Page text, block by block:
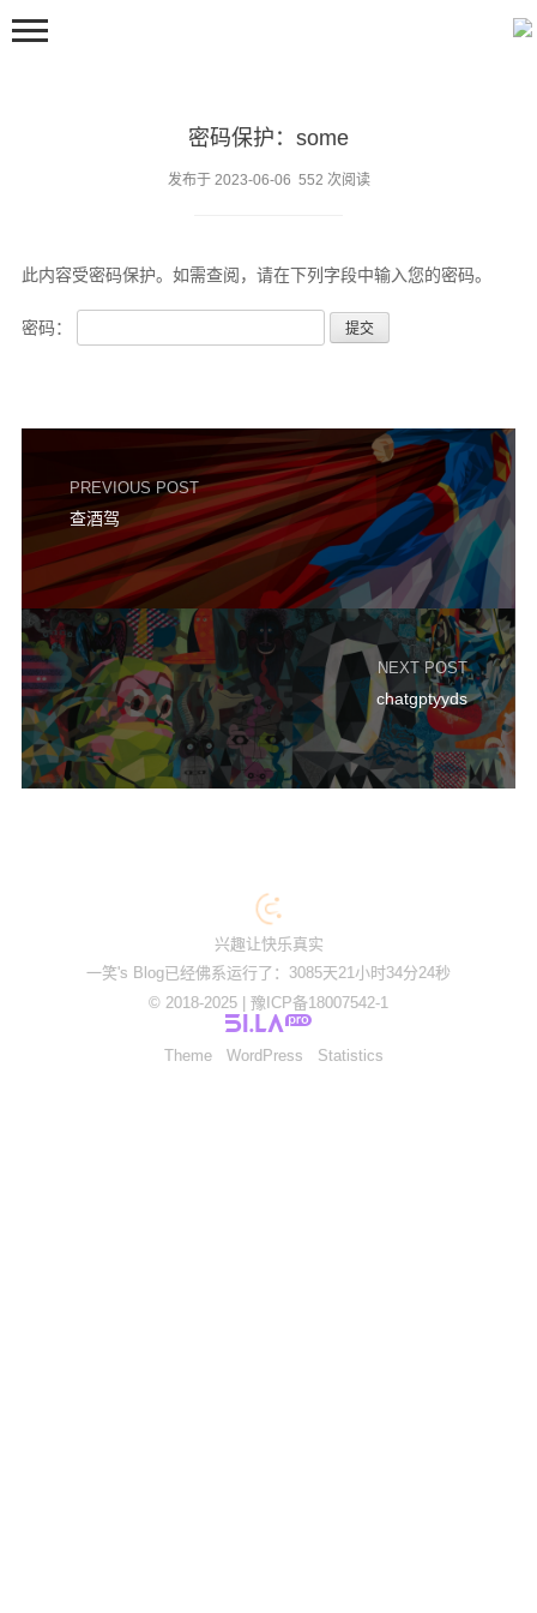
密码保护：some
发布于 2023-06-06 552 次阅读
此内容受密码保护。如需查阅，请在下列字段中输入您的密码。
密码：
PREVIOUS POST
查酒驾
NEXT POST
chatgptyyds
兴趣让快乐真实
一笑's Blog已经佛系运行了：3085天21小时34分24秒
© 2018-2025 | 豫ICP备18007542-1
Theme WordPress Statistics
首页
嘀嘀咕咕
豆包